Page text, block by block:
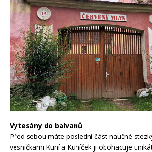
Vytesány do balvanů
Před sebou máte poslední část naučné
vesničkami Kuní a Kuníček ji obohacuje